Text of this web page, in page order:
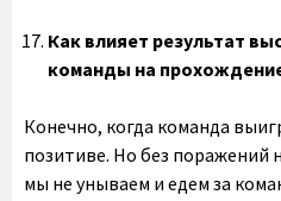
Как влияет результат
команды на
Конечно, когда команда
позитиве. Но без поражений
мы не унываем и едем за